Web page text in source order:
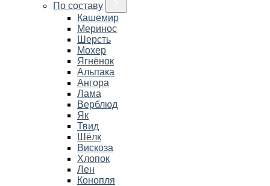
По составу
Кашемир
Меринос
Шерсть
Мохер
Ягнёнок
Альпака
Ангора
Лама
Верблюд
Як
Твид
Шёлк
Вискоза
Хлопок
Лен
Конопля